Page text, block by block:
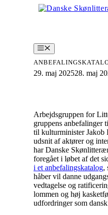
Menu
29. maj 202528. maj
Arbejdsgruppen for
gruppens anbefalinger
til kulturminister Jakob
udsnit af aktører og
har Danske
foregået i løbet af det
i et anbefalingskatalog,
håber vil danne
vedtagelse og
lommen og høj
udfordringer som